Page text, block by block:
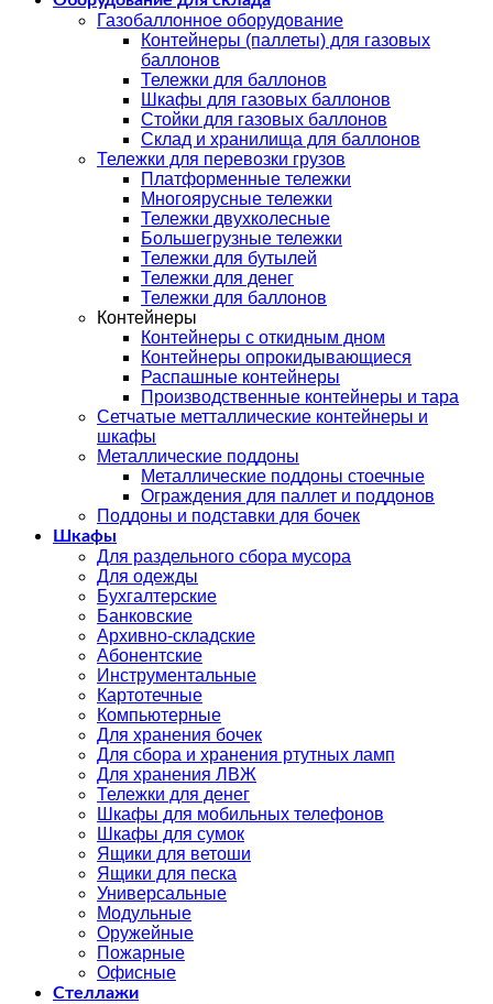
Газобаллонное оборудование
Контейнеры (паллеты) для газовых
баллонов
Тележки для баллонов
Шкафы для газовых баллонов
Стойки для газовых баллонов
Склад и хранилища для баллонов
Тележки для перевозки грузов
Платформенные тележки
Многоярусные тележки
Тележки двухколесные
Большегрузные тележки
Тележки для бутылей
Тележки для денег
Тележки для баллонов
Контейнеры
Контейнеры с откидным дном
Контейнеры опрокидывающиеся
Распашные контейнеры
Производственные контейнеры и тара
Сетчатые метталлические контейнеры и
шкафы
Металлические поддоны
Металлические поддоны стоечные
Ограждения для паллет и поддонов
Поддоны и подставки для бочек
Шкафы
Для раздельного сбора мусора
Для одежды
Бухгалтерские
Банковские
Архивно-складские
Абонентские
Инструментальные
Картотечные
Компьютерные
Для хранения бочек
Для сбора и хранения ртутных ламп
Для хранения ЛВЖ
Тележки для денег
Шкафы для мобильных телефонов
Шкафы для сумок
Ящики для ветоши
Ящики для песка
Универсальные
Модульные
Оружейные
Пожарные
Офисные
Стеллажи